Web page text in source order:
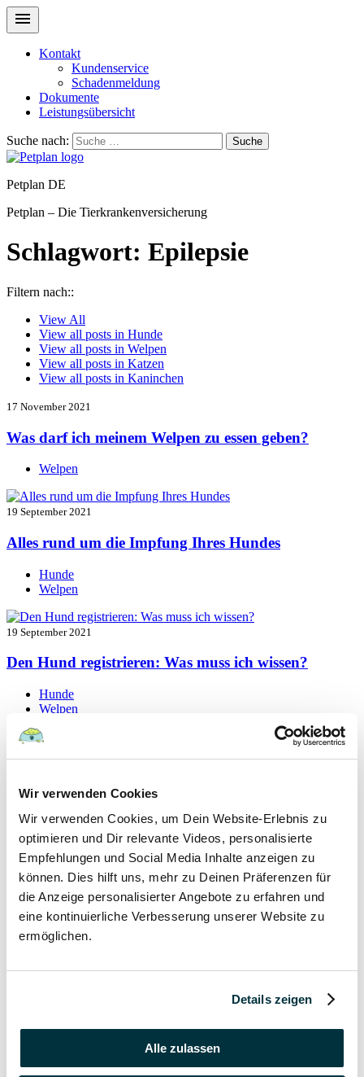
Wir verwenden Cookies
Wir verwenden Cookies, um Dein Website-Erlebnis zu
optimieren und Dir relevante Videos, personalisierte
Empfehlungen und Social Media Inhalte anzeigen zu
können. Dies hilft uns, mehr zu Deinen Präferenzen für
die Anzeige personalisierter Angebote zu erfahren und
eine kontinuierliche Verbesserung unserer Website zu
ermöglichen.
Details zeigen
Alle zulassen
Kontakt
Kundenservice
Schadenmeldung
Dokumente
Leistungsübersicht
Suche nach: Suche
Petplan DE
Petplan – Die Tierkrankenversicherung
Schlagwort: Epilepsie
Filtern nach::
View All
View all posts in Hunde
View all posts in Welpen
View all posts in Katzen
View all posts in Kaninchen
17 November 2021
Was darf ich meinem Welpen zu essen geben?
Welpen
19 September 2021
Alles rund um die Impfung Ihres Hundes
Hunde
Welpen
19 September 2021
Den Hund registrieren: Was muss ich wissen?
Hunde
Welpen
Hunde
19 September 2021
Wann haben Welpen Zahnwechsel?
Hunde
Welpen